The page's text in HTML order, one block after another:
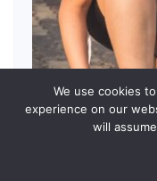
We use cookies
experience on our
will